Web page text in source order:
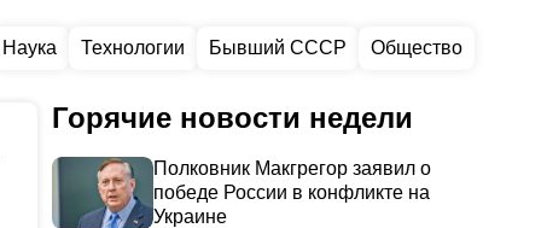
Наука Технологии Бывший СССР Общество
Горячие новости недели
Полковник Макгрегор заявил о
победе России в конфликте на
Украине